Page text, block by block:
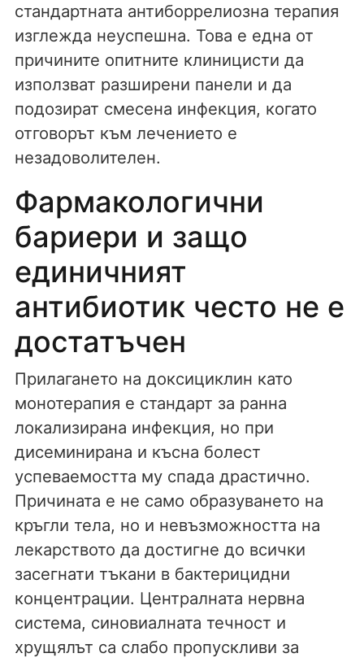
стандартната антиборрелиозна терапия
изглежда неуспешна. Това е една от
причините опитните клиницисти да
използват разширени панели и да
подозират смесена инфекция, когато
отговорът към лечението е
незадоволителен.
Фармакологични
бариери и защо
единичният
антибиотик често не е
достатъчен
Прилагането на доксициклин като
монотерапия е стандарт за ранна
локализирана инфекция, но при
дисеминирана и късна болест
успеваемостта му спада драстично.
Причината е не само образуването на
кръгли тела, но и невъзможността на
лекарството да достигне до всички
засегнати тъкани в бактерицидни
концентрации. Централната нервна
система, синовиалната течност и
хрущялът са слабо пропускливи за